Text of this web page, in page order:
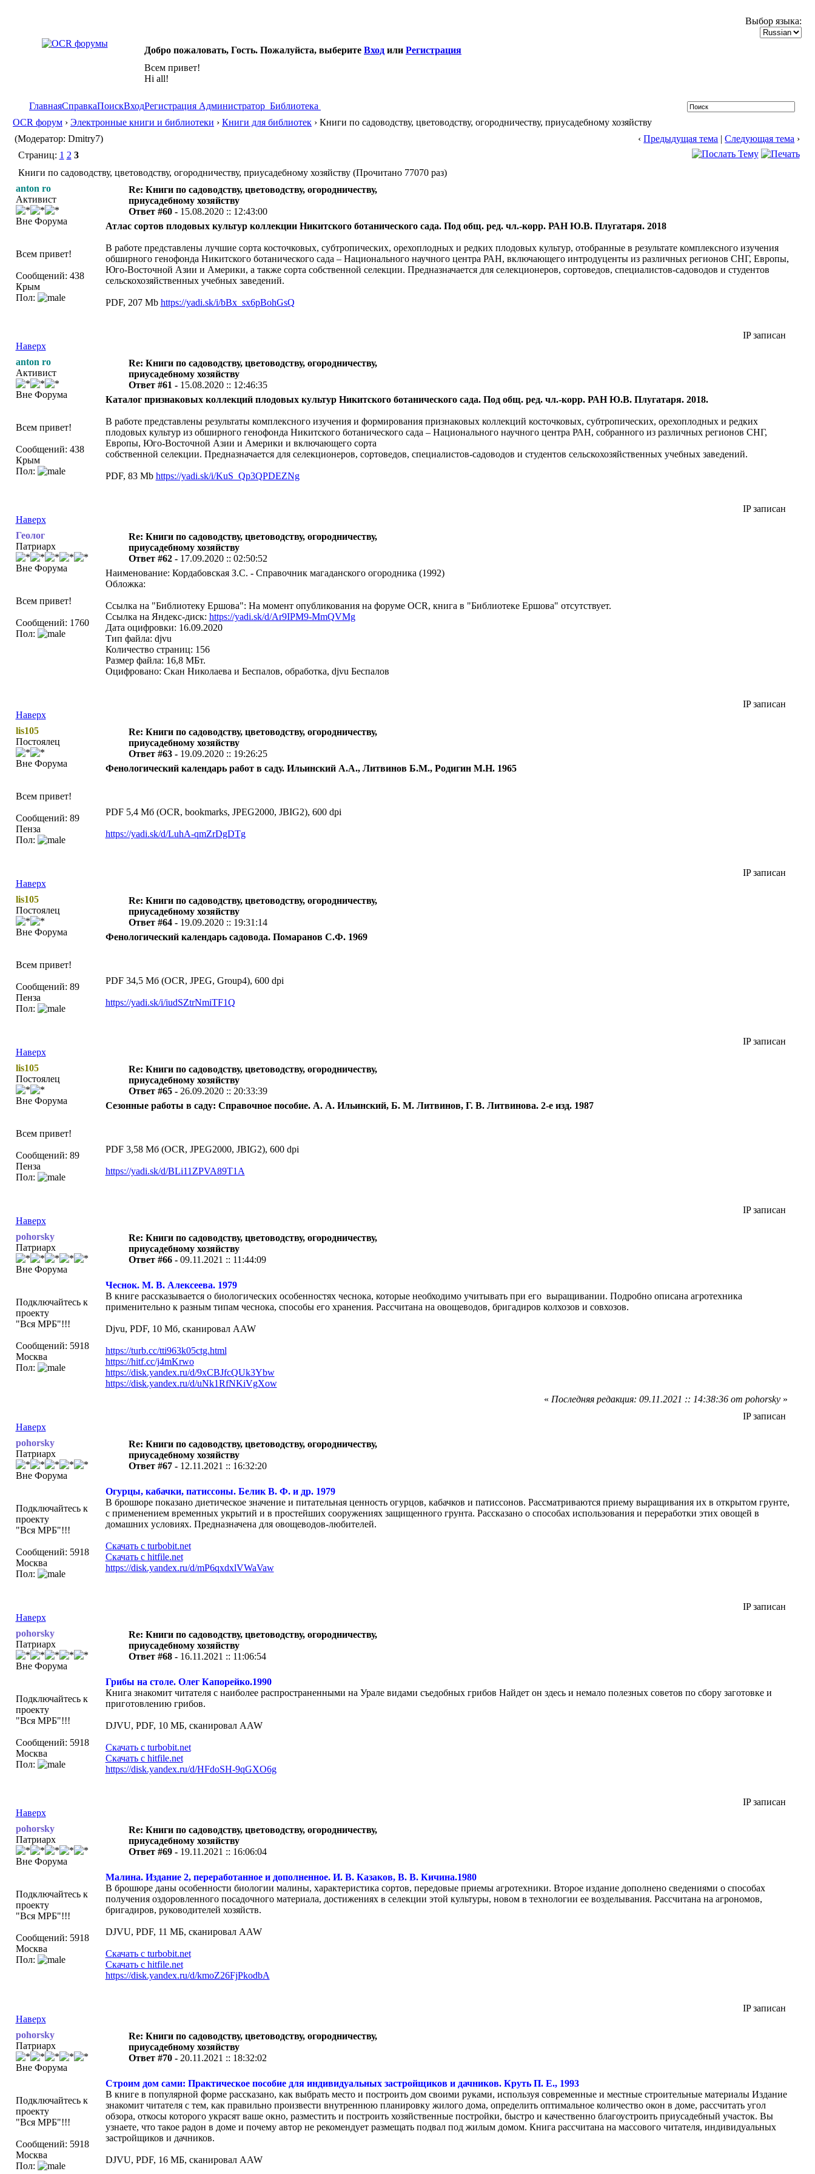
Выбор языка:
Добро пожаловать, Гость. Пожалуйста, выберите Вход или Регистрация
Всем привет!
Hi all!
ГлавнаяСправкаПоискВходРегистрация Администратор Библиотека
OCR форум › Электронные книги и библиотеки › Книги для библиотек › Книги по садоводству, цветоводству, огородничеству, приусадебному хозяйству
(Модератор: Dmitry7)
‹Предыдущая тема |Следующая тема ›
Страниц: 1 2 3
Книги по садоводству, цветоводству, огородничеству, приусадебному хозяйству (Прочитано 77070 раз)
anton ro
Активист
Вне Форума
Всем привет!
Сообщений: 438
Крым
Пол:
Re: Книги по садоводству, цветоводству, огородничеству,
приусадебному хозяйству
Ответ #60 - 15.08.2020 :: 12:43:00
Атлас сортов плодовых культур коллекции Никитского ботанического сада. Под общ. ред. чл.-корр. РАН Ю.В. Плугатаря. 2018
В работе представлены лучшие сорта косточковых, субтропических, орехоплодных и редких плодовых культур, отобранные в результате комплексного изучения
обширного генофонда Никитского ботанического сада – Национального научного центра РАН, включающего интродуценты из различных регионов СНГ, Европы,
Юго-Восточной Азии и Америки, а также сорта собственной селекции. Предназначается для селекционеров, сортоведов, специалистов-садоводов и студентов
сельскохозяйственных учебных заведений.
PDF, 207 Mb https://yadi.sk/i/bBx_sx6pBohGsQ
Наверх
IP записан
anton ro
Активист
Вне Форума
Всем привет!
Сообщений: 438
Крым
Пол:
Re: Книги по садоводству, цветоводству, огородничеству,
приусадебному хозяйству
Ответ #61 - 15.08.2020 :: 12:46:35
Каталог признаковых коллекций плодовых культур Никитского ботанического сада. Под общ. ред. чл.-корр. РАН Ю.В. Плугатаря. 2018.
В работе представлены результаты комплексного изучения и формирования признаковых коллекций косточковых, субтропических, орехоплодных и редких
плодовых культур из обширного генофонда Никитского ботанического сада – Национального научного центра РАН, собранного из различных регионов СНГ,
Европы, Юго-Восточной Азии и Америки и включающего сорта
собственной селекции. Предназначается для селекционеров, сортоведов, специалистов-садоводов и студентов сельскохозяйственных учебных заведений.
PDF, 83 Mb https://yadi.sk/i/KuS_Qp3QPDEZNg
Наверх
IP записан
Геолог
Патриарх
Вне Форума
Всем привет!
Сообщений: 1760
Пол:
Re: Книги по садоводству, цветоводству, огородничеству,
приусадебному хозяйству
Ответ #62 - 17.09.2020 :: 02:50:52
Наименование: Кордабовская З.С. - Справочник магаданского огородника (1992)
Обложка:
Ссылка на "Библиотеку Ершова": На момент опубликования на форуме OCR, книга в "Библиотеке Ершова" отсутствует.
Ссылка на Яндекс-диск: https://yadi.sk/d/Ar9IPM9-MmQVMg
Дата оцифровки: 16.09.2020
Тип файла: djvu
Количество страниц: 156
Размер файла: 16,8 МБт.
Оцифровано: Скан Николаева и Беспалов, обработка, djvu Беспалов
Наверх
IP записан
lis105
Постоялец
Вне Форума
Всем привет!
Сообщений: 89
Пенза
Пол:
Re: Книги по садоводству, цветоводству, огородничеству,
приусадебному хозяйству
Ответ #63 - 19.09.2020 :: 19:26:25
Фенологический календарь работ в саду. Ильинский А.А., Литвинов Б.М., Родигин М.Н. 1965
PDF 5,4 Мб (OCR, bookmarks, JPEG2000, JBIG2), 600 dpi
https://yadi.sk/d/LuhA-qmZrDgDTg
Наверх
IP записан
lis105
Постоялец
Вне Форума
Всем привет!
Сообщений: 89
Пенза
Пол:
Re: Книги по садоводству, цветоводству, огородничеству,
приусадебному хозяйству
Ответ #64 - 19.09.2020 :: 19:31:14
Фенологический календарь садовода. Помаранов С.Ф. 1969
PDF 34,5 Мб (OCR, JPEG, Group4), 600 dpi
https://yadi.sk/i/iudSZtrNmiTF1Q
Наверх
IP записан
lis105
Постоялец
Вне Форума
Всем привет!
Сообщений: 89
Пенза
Пол:
Re: Книги по садоводству, цветоводству, огородничеству,
приусадебному хозяйству
Ответ #65 - 26.09.2020 :: 20:33:39
Сезонные работы в саду: Справочное пособие. А. А. Ильинский, Б. М. Литвинов, Г. В. Литвинова. 2-е изд. 1987
PDF 3,58 Мб (OCR, JPEG2000, JBIG2), 600 dpi
https://yadi.sk/d/BLi11ZPVA89T1A
Наверх
IP записан
pohorsky
Патриарх
Вне Форума
Подключайтесь к
проекту
"Вся МРБ"!!!
Сообщений: 5918
Москва
Пол:
Re: Книги по садоводству, цветоводству, огородничеству,
приусадебному хозяйству
Ответ #66 - 09.11.2021 :: 11:44:09
Чеснок. М. В. Алексеева. 1979
В книге рассказывается о биологических особенностях чеснока, которые необходимо учитывать при его выращивании. Подробно описана агротехника
применительно к разным типам чеснока, способы его хранения. Рассчитана на овощеводов, бригадиров колхозов и совхозов.
Djvu, PDF, 10 Мб, сканировал AAW
https://turb.cc/tti963k05ctg.html
https://hitf.cc/j4mKrwo
https://disk.yandex.ru/d/9xCBJfcQUk3Ybw
https://disk.yandex.ru/d/uNk1RfNKiVgXow
Наверх
« Последняя редакция: 09.11.2021 :: 14:38:36 от pohorsky »
IP записан
pohorsky
Патриарх
Вне Форума
Подключайтесь к
проекту
"Вся МРБ"!!!
Сообщений: 5918
Москва
Пол:
Re: Книги по садоводству, цветоводству, огородничеству,
приусадебному хозяйству
Ответ #67 - 12.11.2021 :: 16:32:20
Огурцы, кабачки, патиссоны. Белик В. Ф. и др. 1979
В брошюре показано диетическое значение и питательная ценность огурцов, кабачков и патиссонов. Рассматриваются приему выращивания их в открытом грунте,
с применением временных укрытий и в простейших сооружениях защищенного грунта. Рассказано о способах использования и переработки этих овощей в
домашних условиях. Предназначена для овощеводов-любителей.
Скачать с turbobit.net
Скачать с hitfile.net
https://disk.yandex.ru/d/mP6qxdxlVWaVaw
Наверх
IP записан
pohorsky
Патриарх
Вне Форума
Подключайтесь к
проекту
"Вся МРБ"!!!
Сообщений: 5918
Москва
Пол:
Re: Книги по садоводству, цветоводству, огородничеству,
приусадебному хозяйству
Ответ #68 - 16.11.2021 :: 11:06:54
Грибы на столе. Олег Капорейко.1990
Книга знакомит читателя с наиболее распространенными на Урале видами съедобных грибов Найдет он здесь и немало полезных советов по сбору заготовке и
приготовлению грибов.
DJVU, PDF, 10 МБ, сканировал AAW
Скачать с turbobit.net
Скачать с hitfile.net
https://disk.yandex.ru/d/HFdoSH-9qGXO6g
Наверх
IP записан
pohorsky
Патриарх
Вне Форума
Подключайтесь к
проекту
"Вся МРБ"!!!
Сообщений: 5918
Москва
Пол:
Re: Книги по садоводству, цветоводству, огородничеству,
приусадебному хозяйству
Ответ #69 - 19.11.2021 :: 16:06:04
Малина. Издание 2, переработанное и дополненное. И. В. Казаков, В. В. Кичина.1980
В брошюре даны особенности биологии малины, характеристика сортов, передовые приемы агротехники. Второе издание дополнено сведениями о способах
получения оздоровленного посадочного материала, достижениях в селекции этой культуры, новом в технологии ее возделывания. Рассчитана на агрономов,
бригадиров, руководителей хозяйств.
DJVU, PDF, 11 МБ, сканировал AAW
Скачать с turbobit.net
Скачать с hitfile.net
https://disk.yandex.ru/d/kmoZ26FjPkodbA
Наверх
IP записан
pohorsky
Патриарх
Вне Форума
Подключайтесь к
проекту
"Вся МРБ"!!!
Сообщений: 5918
Москва
Пол:
Re: Книги по садоводству, цветоводству, огородничеству,
приусадебному хозяйству
Ответ #70 - 20.11.2021 :: 18:32:02
Строим дом сами: Практическое пособие для индивидуальных застройщиков и дачников. Круть П. Е., 1993
В книге в популярной форме рассказано, как выбрать место и построить дом своими руками, используя современные и местные строительные материалы Издание
знакомит читателя с тем, как правильно произвести внутреннюю планировку жилого дома, определить оптимальное количество окон в доме, рассчитать угол
обзора, откосы которого украсят ваше окно, разместить и построить хозяйственные постройки, быстро и качественно благоустроить приусадебный участок. Вы
узнаете, что такое радон в доме и почему автор не рекомендует размещать подвал под жилым домом. Книга рассчитана на массового читателя, индивидуальных
застройщиков и дачников.
DJVU, PDF, 16 МБ, сканировал AAW